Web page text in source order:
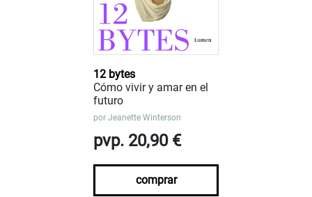
12 bytes
Cómo vivir y amar en el
futuro
por Jeanette Winterson
pvp. 20,90 €
comprar